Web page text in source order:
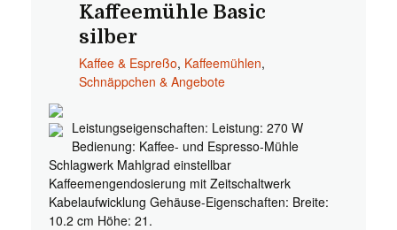
Kaffeemühle Basic
silber
Kaffee & Espreßo, Kaffeemühlen,
Schnäppchen & Angebote
Leistungseigenschaften: Leistung: 270 W
Bedienung: Kaffee- und Espresso-Mühle
Schlagwerk Mahlgrad einstellbar
Kaffeemengendosierung mit Zeitschaltwerk
Kabelaufwicklung Gehäuse-Eigenschaften: Breite:
10.2 cm Höhe: 21.